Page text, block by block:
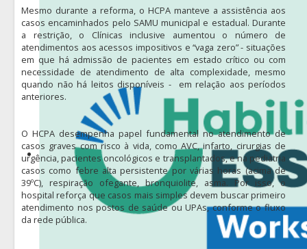
Mesmo durante a reforma, o HCPA manteve a assistência aos
casos encaminhados pelo SAMU municipal e estadual. Durante
a restrição, o Clínicas inclusive aumentou o número de
atendimentos aos acessos impositivos e “vaga zero” - situações
em que há admissão de pacientes em estado crítico ou com
necessidade de atendimento de alta complexidade, mesmo
quando não há leitos disponíveis - em relação aos períodos
anteriores.
O HCPA desempenha papel fundamental no atendimento de
casos graves com risco à vida, como AVC, infarto, cirurgias de
urgência, pacientes oncológicos e transplantados, e na pediatria
casos como febre alta persistente por várias horas (acima de
39ºC), respiração ofegante, bronquiolite, asma. Por isso, o
hospital reforça que casos mais simples devem buscar primeiro
atendimento nos postos de saúde ou UPAs, conforme o fluxo
da rede pública.